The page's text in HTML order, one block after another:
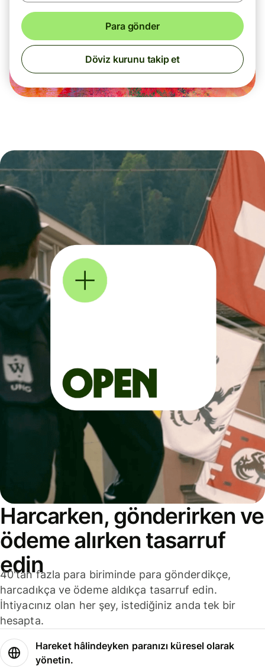
Para gönder
Döviz kurunu takip et
Harcarken, gönderirken ve
ödeme alırken tasarruf
edin
40'tan fazla para biriminde para gönderdikçe,
harcadıkça ve ödeme aldıkça tasarruf edin.
İhtiyacınız olan her şey, istediğiniz anda tek bir
hesapta.
Hareket hâlindeyken paranızı küresel olarak
yönetin.